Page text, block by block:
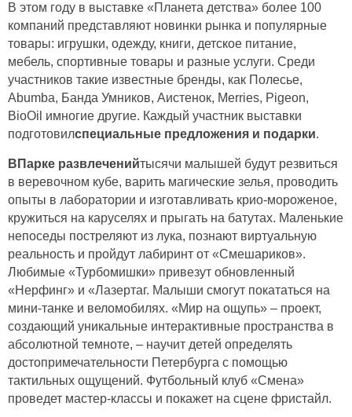
В этом году в выставке «Планета детства» более 100
компаний представляют новинки рынка и популярные
товары: игрушки, одежду, книги, детское питание,
мебель, спортивные товары и разные услуги. Среди
участников такие известные бренды, как Полесье,
Abumba, Банда Умников, Аистенок, Merries, Pigeon,
BioOil имногие другие. Каждый участник выставки
подготовилспециальные предложения и подарки.
ВПарке развлеченийтысячи малышей будут резвиться
в веревочном кубе, варить магические зелья, проводить
опыты в лаборатории и изготавливать крио-мороженое,
кружиться на каруселях и прыгать на батутах. Маленькие
непоседы постреляют из лука, познают виртуальную
реальность и пройдут лабиринт от «Смешариков».
Любимые «Турбомишки» привезут обновленный
«Нерфинг» и «Лазертаг. Малыши смогут покататься на
мини-танке и веломобилях. «Мир на ощупь» – проект,
создающий уникальные интерактивные пространства в
абсолютной темноте, – научит детей определять
достопримечательности Петербурга с помощью
тактильных ощущений. Футбольный клуб «Смена»
проведет мастер-классы и покажет на сцене фристайл.